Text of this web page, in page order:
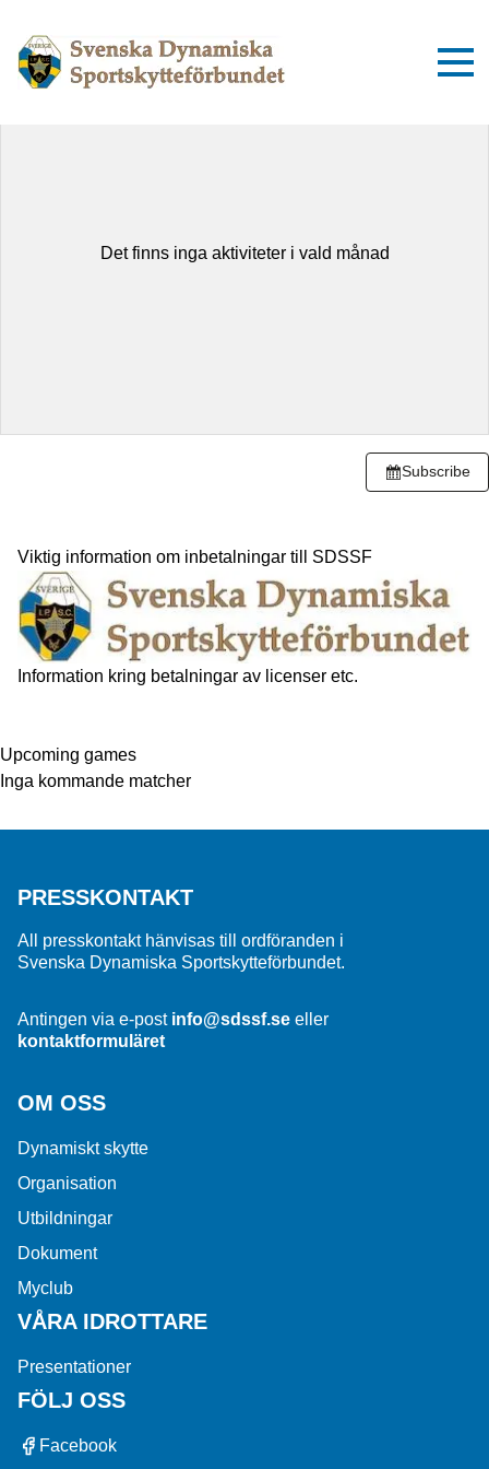
Det finns inga aktiviteter i vald månad
Subscribe
Viktig information om inbetalningar till SDSSF
Information kring betalningar av licenser etc.
Upcoming games
Inga kommande matcher
PRESSKONTAKT
All presskontakt hänvisas till ordföranden i
Svenska Dynamiska Sportskytteförbundet.
Antingen via e-post info@sdssf.se eller
kontaktformuläret
OM OSS
Dynamiskt skytte
Organisation
Utbildningar
Dokument
Myclub
VÅRA IDROTTARE
Presentationer
FÖLJ OSS
Facebook